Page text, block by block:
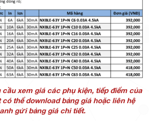
xem giá các phụ kiện, tiếp điểm của
có thể download bảng giá hoặc liên hệ
gửi bảng giá chi tiết.